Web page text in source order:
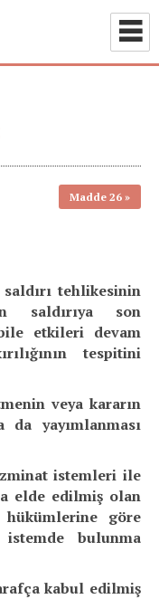
Madde 26
tehlikesinin
saldırıya son
etkileri devam
tespitini
veya kararın
yayımlanması
istemleri ile
elde edilmiş olan
göre
bulunma
kabul edilmiş